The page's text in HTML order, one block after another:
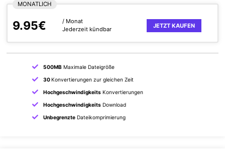
MONATLICH
9.95€
/ Monat
Jederzeit kündbar
JETZT KAUFEN
500MBMaximale Dateigröße
30 Konvertierungen zur gleichen Zeit
HochgeschwindigkeitsKonvertierungen
HochgeschwindigkeitsDownload
UnbegrenzteDateikomprimierung